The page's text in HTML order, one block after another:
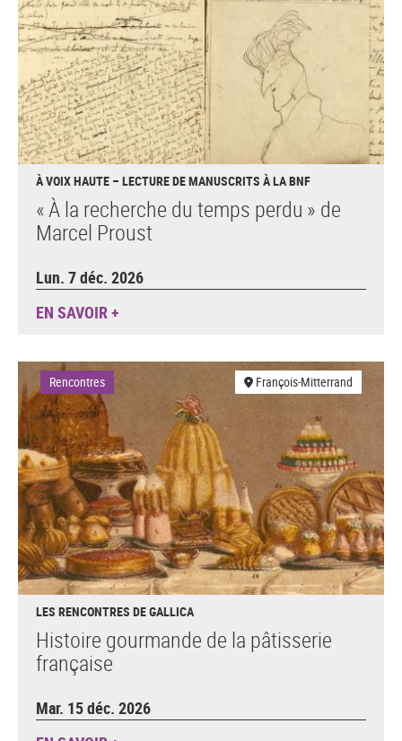
À VOIX HAUTE – LECTURE DE MANUSCRITS À LA BNF
« À la recherche du temps perdu » de
Marcel Proust
Lun. 7 déc. 2026
EN SAVOIR +
Rencontres François-Mitterrand
LES RENCONTRES DE GALLICA
Histoire gourmande de la pâtisserie
française
Mar. 15 déc. 2026